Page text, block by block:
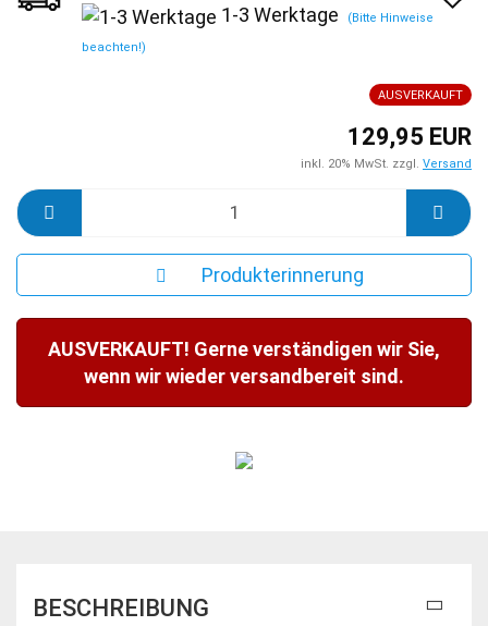
1-3 Werktage
(Bitte Hinweise
beachten!)
AUSVERKAUFT
129,95 EUR
inkl. 20% MwSt. zzgl. Versand
Produkterinnerung
AUSVERKAUFT! Gerne verständigen wir Sie,
wenn wir wieder versandbereit sind.
BESCHREIBUNG